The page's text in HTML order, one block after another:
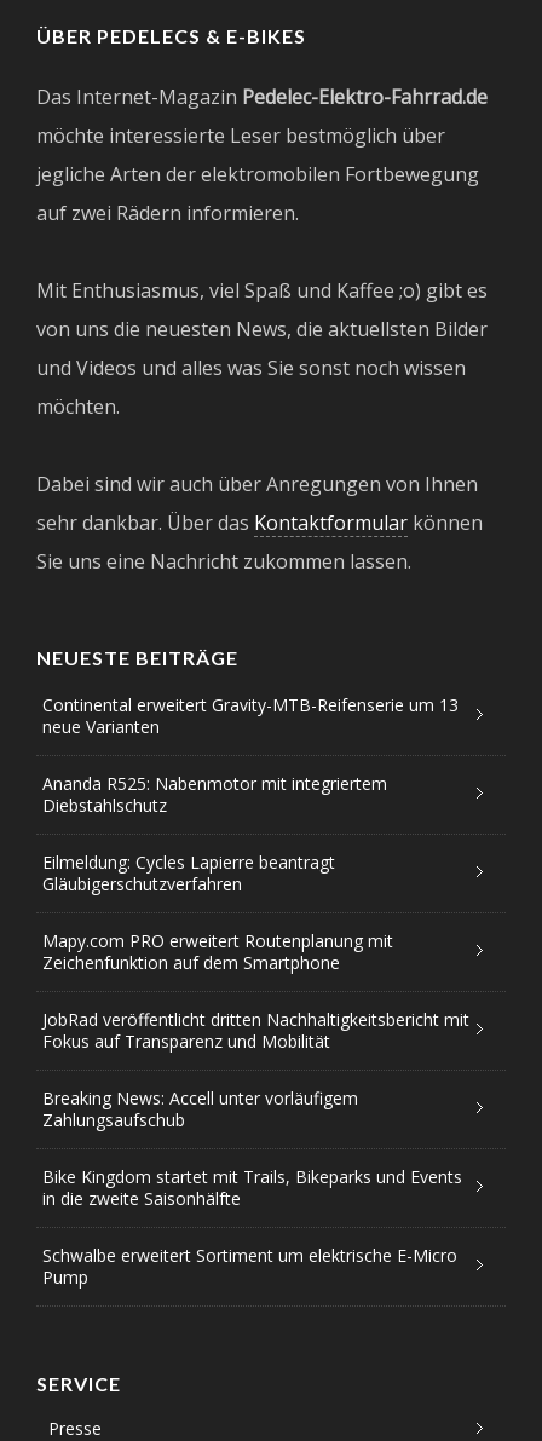
ÜBER PEDELECS & E-BIKES
Das Internet-Magazin Pedelec-Elektro-Fahrrad.de
möchte interessierte Leser bestmöglich über
jegliche Arten der elektromobilen Fortbewegung
auf zwei Rädern informieren.
Mit Enthusiasmus, viel Spaß und Kaffee ;o) gibt es
von uns die neuesten News, die aktuellsten Bilder
und Videos und alles was Sie sonst noch wissen
möchten.
Dabei sind wir auch über Anregungen von Ihnen
sehr dankbar. Über das Kontaktformular können
Sie uns eine Nachricht zukommen lassen.
NEUESTE BEITRÄGE
Continental erweitert Gravity-MTB-Reifenserie um 13
neue Varianten
Ananda R525: Nabenmotor mit integriertem
Diebstahlschutz
Eilmeldung: Cycles Lapierre beantragt
Gläubigerschutzverfahren
Mapy.com PRO erweitert Routenplanung mit
Zeichenfunktion auf dem Smartphone
JobRad veröffentlicht dritten Nachhaltigkeitsbericht mit
Fokus auf Transparenz und Mobilität
Breaking News: Accell unter vorläufigem
Zahlungsaufschub
Bike Kingdom startet mit Trails, Bikeparks und Events
in die zweite Saisonhälfte
Schwalbe erweitert Sortiment um elektrische E-Micro
Pump
SERVICE
Presse